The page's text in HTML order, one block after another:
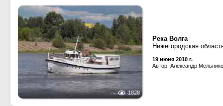
1828
Река Волга
Нижегородская
19 июня 2010 г.
Автор: Александр